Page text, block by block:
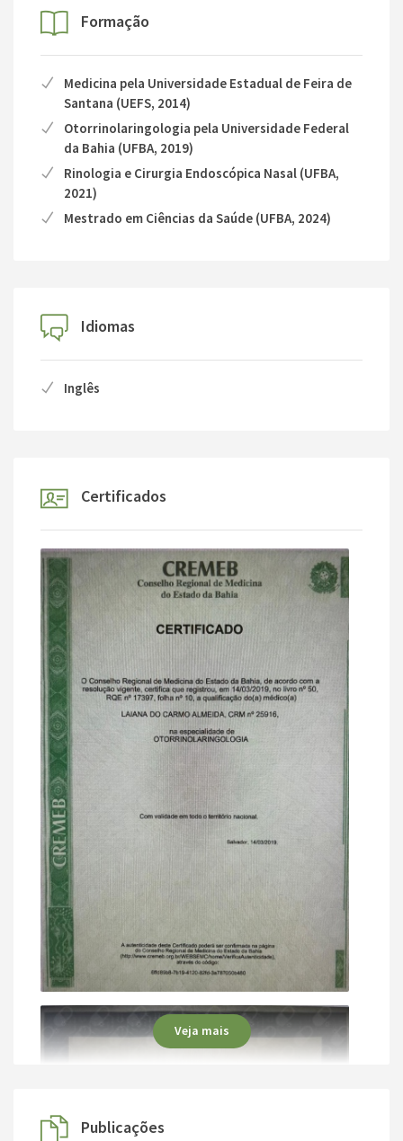
Formação
Medicina pela Universidade Estadual de Feira de
Santana (UEFS, 2014)
Otorrinolaringologia pela Universidade Federal
da Bahia (UFBA, 2019)
Rinologia e Cirurgia Endoscópica Nasal (UFBA,
2021)
Mestrado em Ciências da Saúde (UFBA, 2024)
Idiomas
Inglês
Certificados
Veja mais
Publicações